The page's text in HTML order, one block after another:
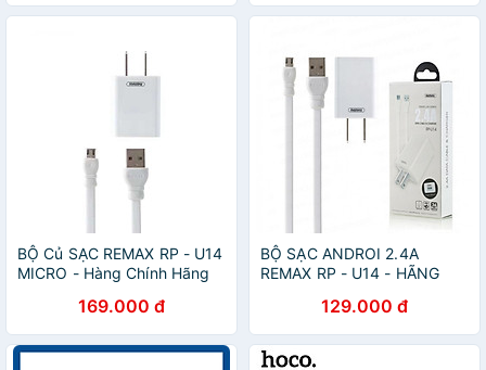
BỘ Củ SẠC REMAX RP - U14
MICRO - Hàng Chính Hãng
169.000 đ
BỘ SẠC ANDROI 2.4A
REMAX RP - U14 - HÃNG
129.000 đ